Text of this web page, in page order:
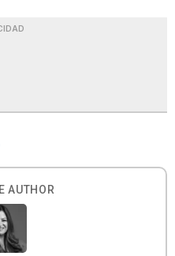
AUTHOR